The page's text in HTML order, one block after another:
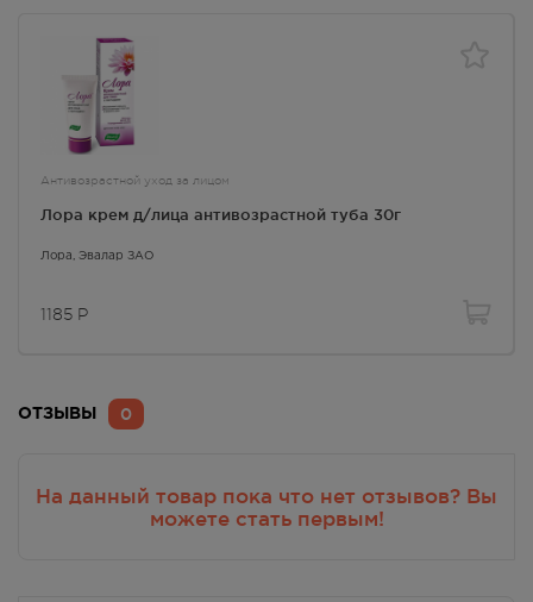
Антивозрастной уход за лицом
Лора крем д/лица антивозрастной туба 30г
Лора , Эвалар ЗАО
1185 Р
0
ОТЗЫВЫ
На данный товар пока что нет отзывов? Вы
можете стать первым!